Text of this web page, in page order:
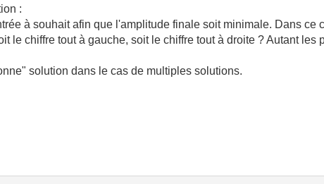
:
à souhait afin que l'amplitude finale soit minimale. Dans ce
le chiffre tout à gauche, soit le chiffre tout à droite ? Autant les
solution dans le cas de multiples solutions.